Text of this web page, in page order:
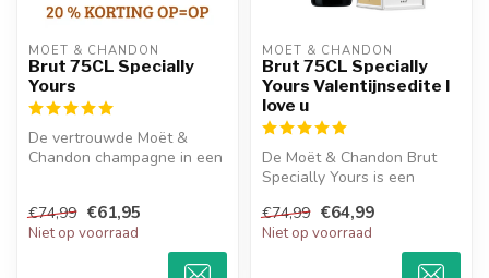
MOËT & CHANDON
Brut 75CL Specially
Yours
De vertrouwde Moët &
Chandon champagne in een
€74,99 €61,95
Niet op voorraad
MOËT & CHANDON
Brut 75CL Specially
Yours Valentijnsedite I
love u
De Moët & Chandon Brut
Specially Yours is een
de “S...
€74,99 €64,99
Niet op voorraad